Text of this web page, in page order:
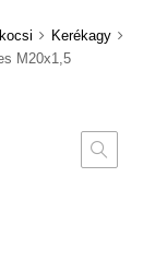
Kerékagy
M20x1,5